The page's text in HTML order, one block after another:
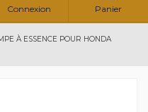
Connexion Panier
À ESSENCE POUR HONDA